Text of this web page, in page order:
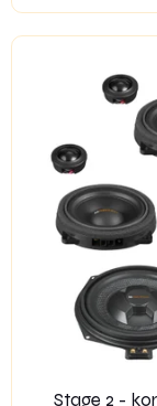
Stage 2 -